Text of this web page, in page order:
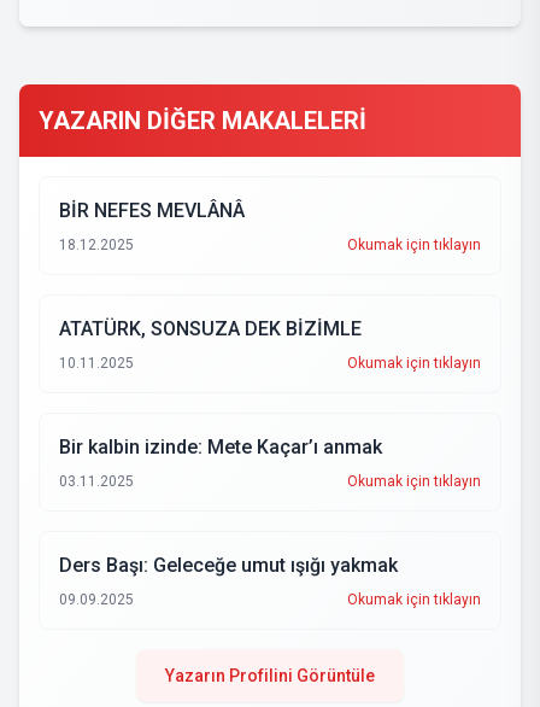
YAZARIN DİĞER MAKALELERİ
BİR NEFES MEVLÂNÂ
18.12.2025 Okumak için tıklayın
ATATÜRK, SONSUZA DEK BİZİMLE
10.11.2025 Okumak için tıklayın
Bir kalbin izinde: Mete Kaçar’ı anmak
03.11.2025 Okumak için tıklayın
Ders Başı: Geleceğe umut ışığı yakmak
09.09.2025 Okumak için tıklayın
Yazarın Profilini Görüntüle